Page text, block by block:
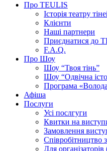
Про TEULIS
Історія театру
Клієнти
Наші партнери
Приєднатися до
F.A.Q.
Про Шоу
Шоу “Твоя тінь”
Шоу “Одвічна
Програма
Афіша
Послуги
Усі послгуги
Квитки на
Замовлення
Співробітництво
Для